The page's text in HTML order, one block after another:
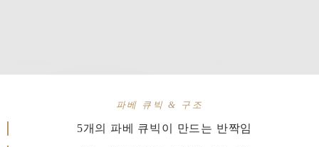
파베 큐빅 & 구조
5개의 파베 큐빅이 만드는 반짝임